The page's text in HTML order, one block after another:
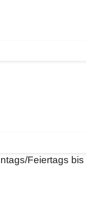
Feiertags